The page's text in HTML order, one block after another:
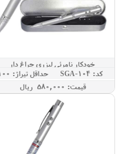
خودکار نامرئی لیزری چراغ دار
کد: SGA-104
حداقل تيراژ: 100
قيمت: 580,000 ريال